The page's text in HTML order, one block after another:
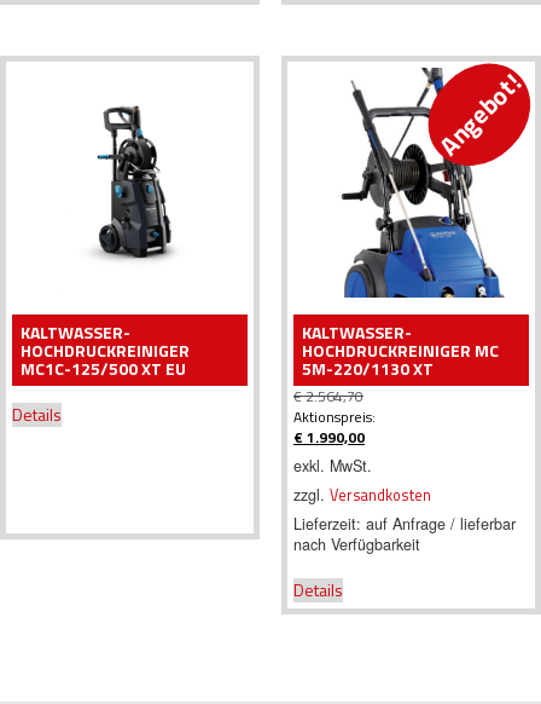
KALTWASSER-
HOCHDRUCKREINIGER
MC1C-125/500 XT EU
Details
Angebot!
KALTWASSER-
HOCHDRUCKREINIGER MC
5M-220/1130 XT
€2.564,70
Ursprünglicher
Preis
war:
€ 2.564,70
Aktionspreis:
€ 1.990,00
Aktueller
Preis
ist:
€ 1.990,00.
exkl. MwSt.
zzgl. Versandkosten
Lieferzeit: auf Anfrage / lieferbar
nach Verfügbarkeit
Details